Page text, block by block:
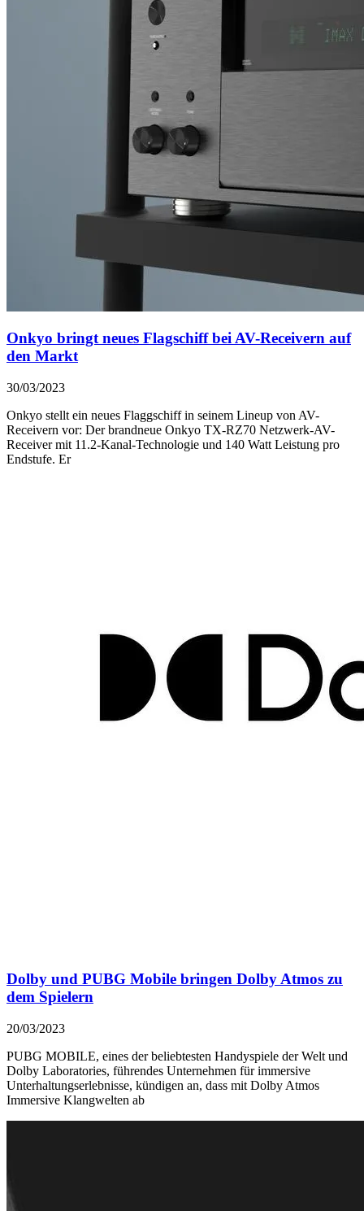
Onkyo bringt neues Flagschiff bei AV-Receivern auf
den Markt
30/03/2023
Onkyo stellt ein neues Flaggschiff in seinem Lineup von AV-
Receivern vor: Der brandneue Onkyo TX-RZ70 Netzwerk-AV-
Receiver mit 11.2-Kanal-Technologie und 140 Watt Leistung pro
Endstufe. Er
Dolby und PUBG Mobile bringen Dolby Atmos zu
dem Spielern
20/03/2023
PUBG MOBILE, eines der beliebtesten Handyspiele der Welt und
Dolby Laboratories, führendes Unternehmen für immersive
Unterhaltungserlebnisse, kündigen an, dass mit Dolby Atmos
Immersive Klangwelten ab